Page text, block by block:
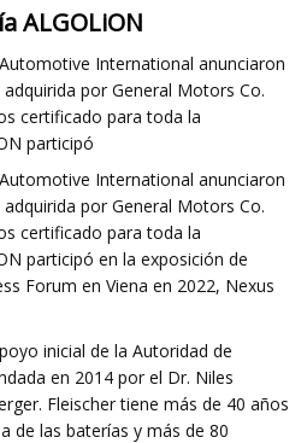
ALGOLiON
International anunciaron
por General Motors Co.
certificado para toda la
participó
International anunciaron
por General Motors Co.
certificado para toda la
participó en la exposición de
Forum en Viena en 2022, Nexus
inicial de la Autoridad de
en 2014 por el Dr. Niles
Fleischer tiene más de 40 años
de las baterías y más de 80